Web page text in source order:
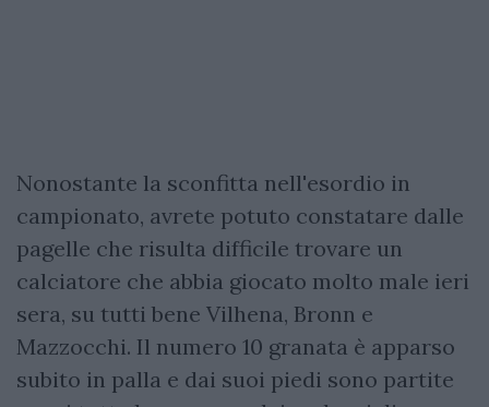
Nonostante la sconfitta nell'esordio in
campionato, avrete potuto constatare dalle
pagelle che risulta difficile trovare un
calciatore che abbia giocato molto male ieri
sera, su tutti bene Vilhena, Bronn e
Mazzocchi. Il numero 10 granata è apparso
subito in palla e dai suoi piedi sono partite